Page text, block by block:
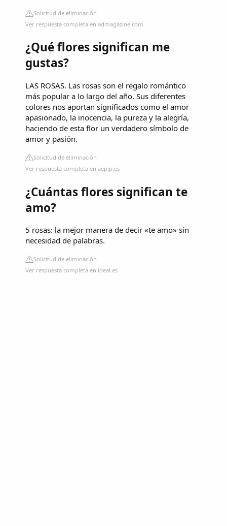
Solicitud de eliminación
Ver respuesta completa en admagazine.com
¿Qué flores significan me
gustas?
LAS ROSAS. Las rosas son el regalo romántico
más popular a lo largo del año. Sus diferentes
colores nos aportan significados como el amor
apasionado, la inocencia, la pureza y la alegría,
haciendo de esta flor un verdadero símbolo de
amor y pasión.
Solicitud de eliminación
Ver respuesta completa en aepjp.es
¿Cuántas flores significan te
amo?
5 rosas: la mejor manera de decir «te amo» sin
necesidad de palabras.
Solicitud de eliminación
Ver respuesta completa en ideal.es